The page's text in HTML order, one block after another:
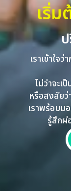
เริ่
เราเข้าใจ
ไม่ว่าจะเ
หรือสงสัยว่
เราพร้อมม
รู้สึกผ่